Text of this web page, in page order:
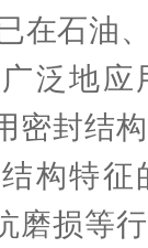
在石油
泛地应
密封结
构特
磨损等